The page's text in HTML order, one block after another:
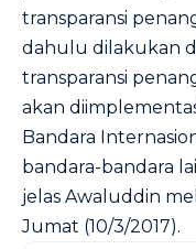
transparansi
dahulu dilakukan
transparansi
akan
Bandara
bandara-bandara
jelas Awaluddin
Jumat (10/3/2017).